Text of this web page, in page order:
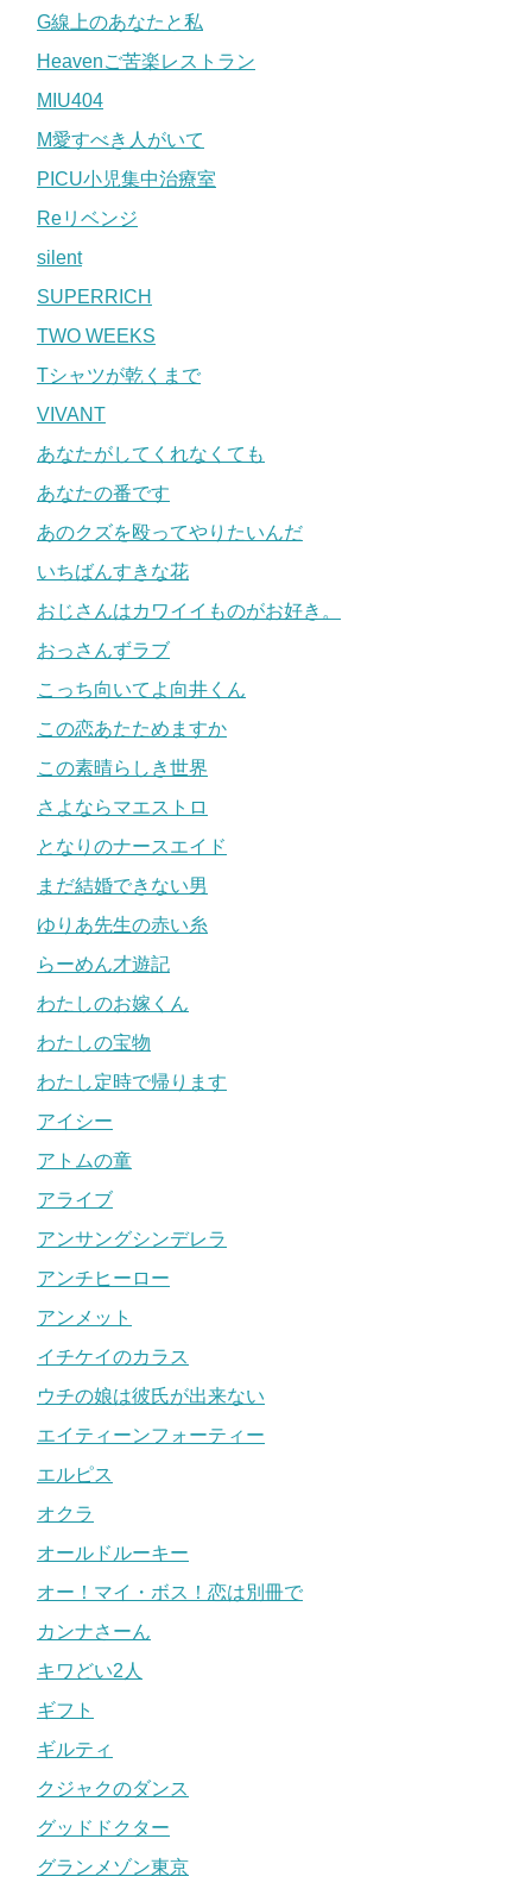
G線上のあなたと私
Heavenご苦楽レストラン
MIU404
M愛すべき人がいて
PICU小児集中治療室
Reリベンジ
silent
SUPERRICH
TWO WEEKS
Tシャツが乾くまで
VIVANT
あなたがしてくれなくても
あなたの番です
あのクズを殴ってやりたいんだ
いちばんすきな花
おじさんはカワイイものがお好き。
おっさんずラブ
こっち向いてよ向井くん
この恋あたためますか
この素晴らしき世界
さよならマエストロ
となりのナースエイド
まだ結婚できない男
ゆりあ先生の赤い糸
らーめん才遊記
わたしのお嫁くん
わたしの宝物
わたし定時で帰ります
アイシー
アトムの童
アライブ
アンサングシンデレラ
アンチヒーロー
アンメット
イチケイのカラス
ウチの娘は彼氏が出来ない
エイティーンフォーティー
エルピス
オクラ
オールドルーキー
オー！マイ・ボス！恋は別冊で
カンナさーん
キワどい2人
ギフト
ギルティ
クジャクのダンス
グッドドクター
グランメゾン東京